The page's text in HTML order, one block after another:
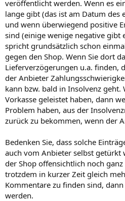
veröffentlicht werden. Wenn es
lange gibt (das ist am Datum des
und wenn überwiegend positive
sind (einige wenige negative gibt
spricht grundsätzlich schon
gegen den Shop. Wenn Sie dort
Lieferverzögerungen u.a. finden,
der Anbieter
kann bzw. bald in Insolvenz geht.
Vorkasse geleistet haben, dann
Problem haben, aus der
zurück zu bekommen, wenn der
Bedenken Sie, dass solche
auch vom Anbieter selbst getürkt
der Shop offensichtlich noch
trotzdem in kurzer Zeit gleich
Kommentare zu finden sind,
werden.